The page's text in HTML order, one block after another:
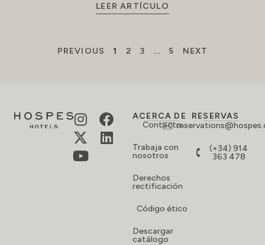
LEER ARTÍCULO
PREVIOUS 1 2 3 … 5 NEXT
ACERCA DE
Contacto
Trabaja con
nosotros
Derechos
rectificación
Código ético
Descargar
catálogo
RESERVAS
(+34) 914
363 478